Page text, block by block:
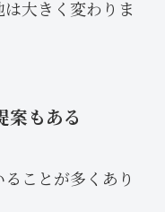
大きく変わりま
案もある
ことが多くあり